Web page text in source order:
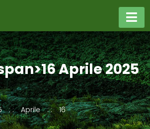
Aprile 2025
Aprile 16